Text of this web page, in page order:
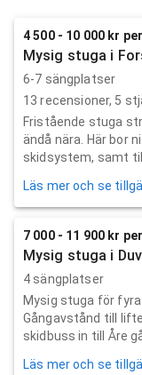
4 500 - 10 000 kr
Mysig stuga i
6-7 sängplatser
13 recensioner, 5
Fristående stuga
ändå nära. Här bor
skidsystem, samt till
Läs mer och se
7 000 - 11 900 kr
Mysig stuga i
4 sängplatser
Mysig stuga för fyra
Gångavstånd till
skidbuss in till Åre
Läs mer och se